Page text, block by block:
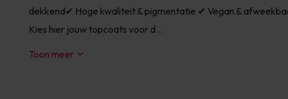
dekkend✔ Hoge kwaliteit & pigmentatie ✔ Vegan &
Kies hier jouw topcoats voor d...
Toon meer